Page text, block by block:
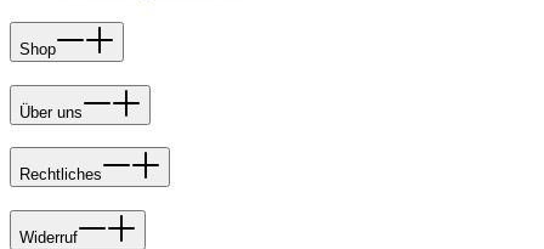
Shop
Über uns
Rechtliches
Widerruf